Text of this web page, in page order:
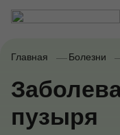
Диагностика
Лечение
Главная Болезни
пузыря